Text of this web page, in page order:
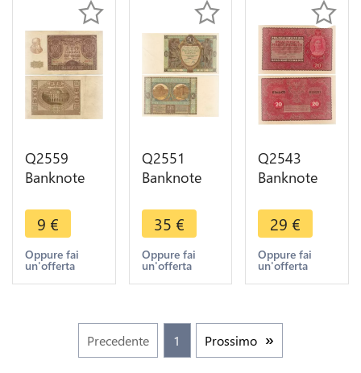
Q2559
Banknote
Zloty 1940
- Offer
9 €
Oppure fai
un'offerta
Q2551
Banknote
Zloty 1929
UNC --
Make Offer
35 €
Oppure fai
un'offerta
Q2543
Banknote
Marek
Polska
Krajowa
Kasa 1919
29 €
Oppure fai
un'offerta
Precedente 1 Prossimo